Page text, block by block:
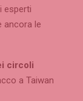
esperti
ancora le
circoli
a Taiwan